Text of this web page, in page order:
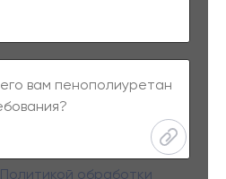
Политикой обработки